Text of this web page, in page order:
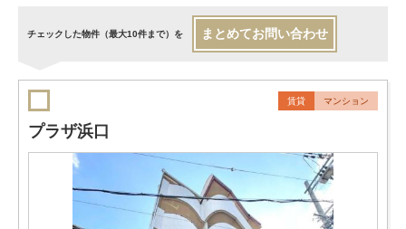
チェックした物件（最大10件まで）を まとめてお問い合わせ
賃貸 マンション
プラザ浜口